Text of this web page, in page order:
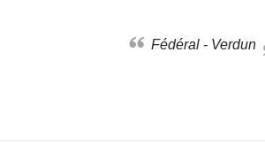
Fédéral - Verdun